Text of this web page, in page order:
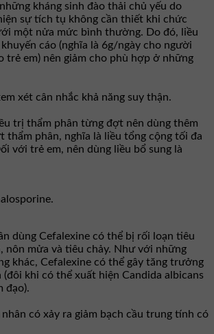
kháng sinh đào thải chủ yếu do
sự tích tụ không cần thiết khi chức
một nửa mức bình thường. Do đó, liều
cáo (nghĩa là 6g/ngày cho người
trẻ em) nên giảm cho phù hợp ở những
xét cân nhắc khả năng suy thận.
trị thẩm phân từng đợt nên dùng thêm
thẩm phân, nghĩa là liều tổng cộng tối đa
với trẻ em, nên dùng liều bổ sung là
dùng Cefalexine có thể bị rối loạn tiêu
nôn mửa và tiêu chảy. Như với những
khác, Cefalexine có thể gây tăng trưởng
(đôi khi có thể xuất hiện Candida albicans
đạo).
có xảy ra giảm bạch cầu trung tính có